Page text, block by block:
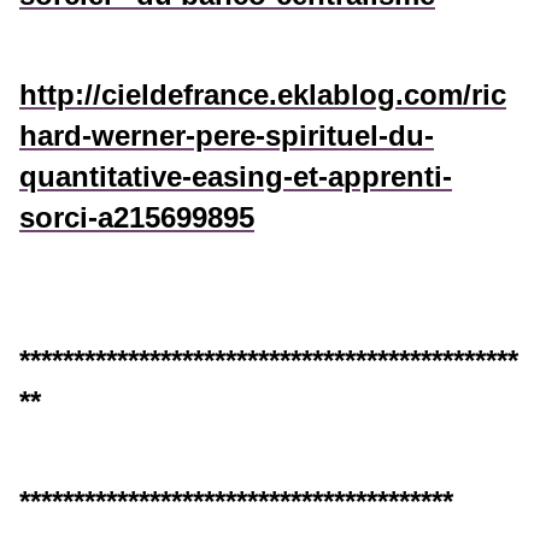
http://cieldefrance.eklablog.com/ric
hard-werner-pere-spirituel-du-
quantitative-easing-et-apprenti-
sorci-a215699895
**********************************************
**
****************************************